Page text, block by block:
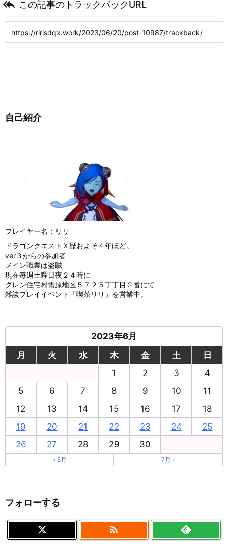
 この記事のトラックバックURL
自己紹介
プレイヤー名：リリ
ドラゴンクエストＸ歴およそ４年ほど。
ver３からの参加者
メイン職業は盗賊
現在毎週土曜日夜２４時に
グレン住宅村雪原地区５７２５丁丁目２番にて
雑談プレイイベント「喫茶リリ」を営業中。
2023年6月
月
火 水 木 金 土
日
1
2 3
4
5
6 7 8 9 10
11
12
13 14 15 16 17
18
19
20 21 22 23 24
25
26
27 28 29 30
« 5月 7月 »
フォローする
